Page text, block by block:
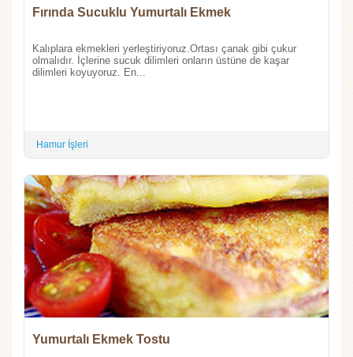
Fırında Sucuklu Yumurtalı Ekmek
Kalıplara ekmekleri yerleştiriyoruz.Ortası çanak gibi çukur
olmalıdır. İçlerine sucuk dilimleri onların üstüne de kaşar
dilimleri koyuyoruz. En...
Hamur İşleri
Yumurtalı Ekmek Tostu